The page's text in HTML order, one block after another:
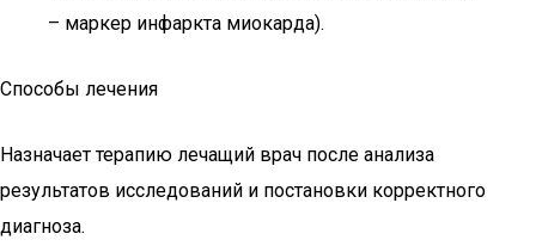
– маркер инфаркта миокарда).
Способы лечения
Назначает терапию лечащий врач после анализа
результатов исследований и постановки корректного
диагноза.